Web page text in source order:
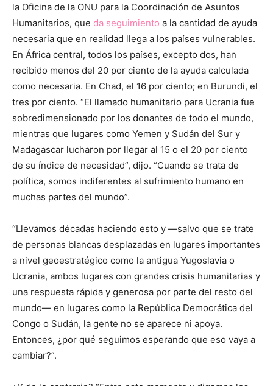
la Oficina de la ONU para la Coordinación de Asuntos
Humanitarios, que da seguimiento a la cantidad de ayuda
necesaria que en realidad llega a los países vulnerables.
En África central, todos los países, excepto dos, han
recibido menos del 20 por ciento de la ayuda calculada
como necesaria. En Chad, el 16 por ciento; en Burundi, el
tres por ciento. “El llamado humanitario para Ucrania fue
sobredimensionado por los donantes de todo el mundo,
mientras que lugares como Yemen y Sudán del Sur y
Madagascar lucharon por llegar al 15 o el 20 por ciento
de su índice de necesidad”, dijo. “Cuando se trata de
política, somos indiferentes al sufrimiento humano en
muchas partes del mundo”.
“Llevamos décadas haciendo esto y —salvo que se trate
de personas blancas desplazadas en lugares importantes
a nivel geoestratégico como la antigua Yugoslavia o
Ucrania, ambos lugares con grandes crisis humanitarias y
una respuesta rápida y generosa por parte del resto del
mundo— en lugares como la República Democrática del
Congo o Sudán, la gente no se aparece ni apoya.
Entonces, ¿por qué seguimos esperando que eso vaya a
cambiar?”.